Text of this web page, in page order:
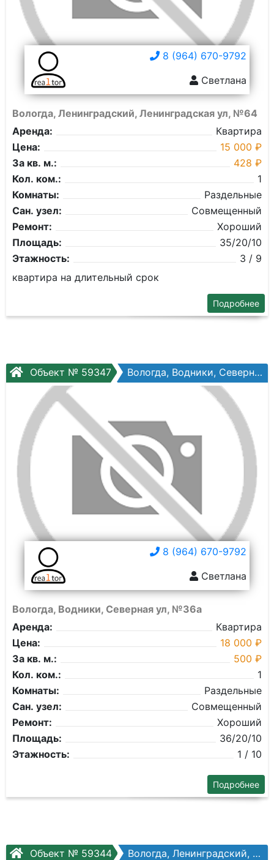
8 (964) 670-9792
Светлана
Вологда, Ленинградский, Ленинградская ул, №64
Аренда:
Квартира
Цена:
15 000 ₽
За кв. м.:
428 ₽
Кол. ком.:
1
Комнаты:
Раздельные
Сан. узел:
Совмещенный
Ремонт:
Хороший
Площадь:
35/20/10
Этажность:
3 / 9
квартира на длительный срок
Подробнее
Объект № 59347 Вологда, Водники, Северная ул, №36а
8 (964) 670-9792
Светлана
Вологда, Водники, Северная ул, №36а
Аренда:
Квартира
Цена:
18 000 ₽
За кв. м.:
500 ₽
Кол. ком.:
1
Комнаты:
Раздельные
Сан. узел:
Совмещенный
Ремонт:
Хороший
Площадь:
36/20/10
Этажность:
1 / 10
Подробнее
Объект № 59344 Вологда, Ленинградский, Возрождения ул, №76а